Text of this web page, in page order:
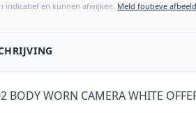
indicatief en kunnen afwijken. Meld foutieve
BODY WORN CAMERA WHITE